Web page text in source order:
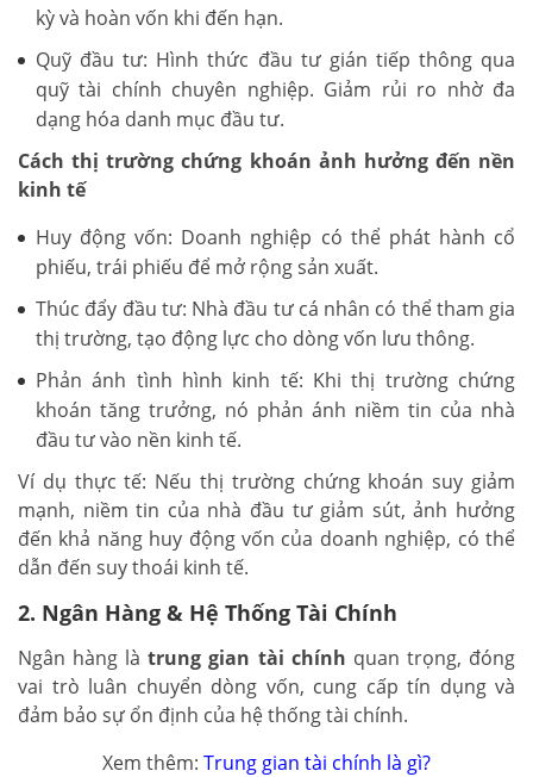
kỳ và hoàn vốn khi đến hạn.
Quỹ đầu tư: Hình thức đầu tư gián tiếp thông qua
quỹ tài chính chuyên nghiệp. Giảm rủi ro nhờ đa
dạng hóa danh mục đầu tư.
Cách thị trường chứng khoán ảnh hưởng đến nền
kinh tế
Huy động vốn: Doanh nghiệp có thể phát hành cổ
phiếu, trái phiếu để mở rộng sản xuất.
Thúc đẩy đầu tư: Nhà đầu tư cá nhân có thể tham gia
thị trường, tạo động lực cho dòng vốn lưu thông.
Phản ánh tình hình kinh tế: Khi thị trường chứng
khoán tăng trưởng, nó phản ánh niềm tin của nhà
đầu tư vào nền kinh tế.
Ví dụ thực tế: Nếu thị trường chứng khoán suy giảm
mạnh, niềm tin của nhà đầu tư giảm sút, ảnh hưởng
đến khả năng huy động vốn của doanh nghiệp, có thể
dẫn đến suy thoái kinh tế.
2. Ngân Hàng & Hệ Thống Tài Chính
Ngân hàng làtrung gian tài chính quan trọng, đóng
vai trò luân chuyển dòng vốn, cung cấp tín dụng và
đảm bảo sự ổn định của hệ thống tài chính.
Xem thêm: Trung gian tài chính là gì?